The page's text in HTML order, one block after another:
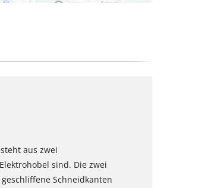
aus zwei
sind. Die zwei
Schneidkanten